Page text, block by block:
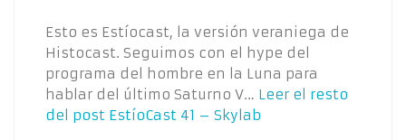
Esto es Estíocast, la versión veraniega de
Histocast. Seguimos con el hype del
programa del hombre en la Luna para
hablar del último Saturno V… Leer el resto
del post EstíoCast 41 – Skylab